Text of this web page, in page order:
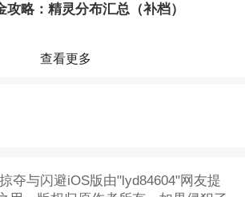
攻略：精灵分布汇总（补档）
查看更多
夺与闪避iOS版由"lyd84604"网友提